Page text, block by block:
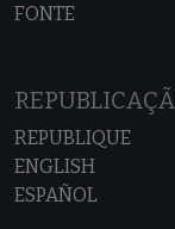
FONTE
REPUBLIQUE
ENGLISH
ESPAÑOL